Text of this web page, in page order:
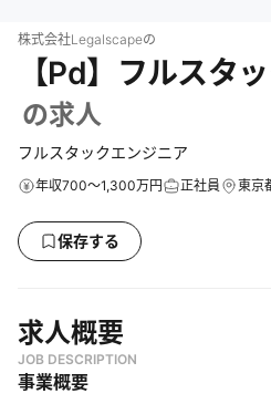
株式会社Legalscapeの
【Pd】フルスタ
の求人
フルスタックエンジニア
年収700～1,300万円 正社員 東京
保存する
求人概要
JOB DESCRIPTION
事業概要